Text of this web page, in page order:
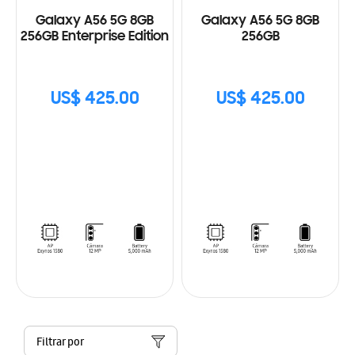
Galaxy A56 5G 8GB
256GB Enterprise Edition
US$ 425.00
Galaxy A56 5G 8GB
256GB
US$ 425.00
Filtrar por